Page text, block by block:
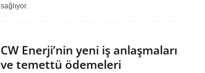
sağlıyor.
CW Enerji’nin yeni iş anlaşmaları
ve temettü ödemeleri